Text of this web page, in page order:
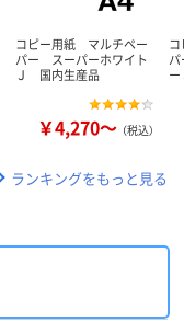
コピー用紙 マルチペー
パー スーパーホワイト
Ｊ 国内生産品
￥4,270～ （税込）
ランキングをもっと見る